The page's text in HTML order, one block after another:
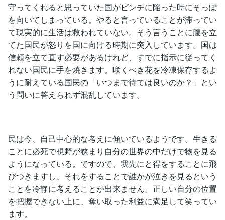
守ってくれると思っていた国がピンチに陥った時にそっぽ
を向いてしまっている。やると言っていることが滞ってい
て現実的に生活は救われていない。そう言うことに腹を立
てた国民が怒りを国に向ける時期に突入しています。国は
信頼を立て直す必要があるけれど、すでに指示に従ってく
れない国民に手を焼きます。咲くべき花を冷凍保存するよ
うに耐えている国民の「いつまで待ては良いのか？」とい
う問いに答えられず混乱しています。
民は今、自己中心的な考えに傾いているようです。生きる
ことに必死で視野が狭まり自分の世界の中だけで物を見る
ようになっている。ですので、我先にと得をすることに飛
びつきますし、それをすることで誰かが泣きを見るという
ことを冷静に考えることが出来ません。正しい自分の位置
を把握できない上に、奪い取った利益に満足して笑ってい
ます。